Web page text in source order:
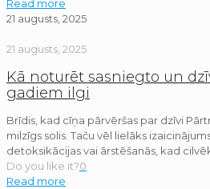
Read more
21 augusts, 2025
21 augusts, 2025
Kā noturēt sasniegto un
gadiem ilgi
Brīdis, kad cīņa pārvēršas par dzīvi
milzīgs solis. Taču vēl lielāks
detoksikācijas vai ārstēšanās, kad
Do you like it?0
Read more